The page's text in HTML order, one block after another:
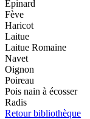
Epinard
Fève
Haricot
Laitue
Laitue Romaine
Navet
Oignon
Poireau
Pois nain à écosser
Radis
Retour bibliothèque